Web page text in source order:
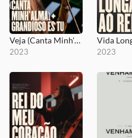
Veja (Canta Minh'alma) + Grandioso És Tu
2023
Vida
2023